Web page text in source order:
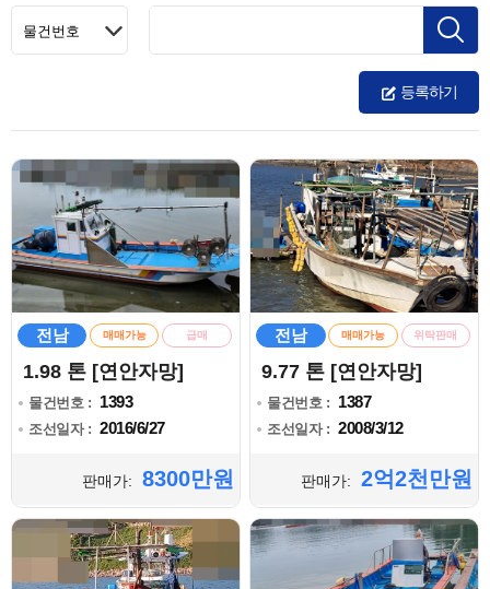
등록하기
전남 매매가능 급매
1.98 톤 [연안자망]
물건번호 : 1393
조선일자 : 2016/6/27
판매가: 8300만원
전남 매매가능 위탁판매
9.77 톤 [연안자망]
물건번호 : 1387
조선일자 : 2008/3/12
판매가: 2억2천만원